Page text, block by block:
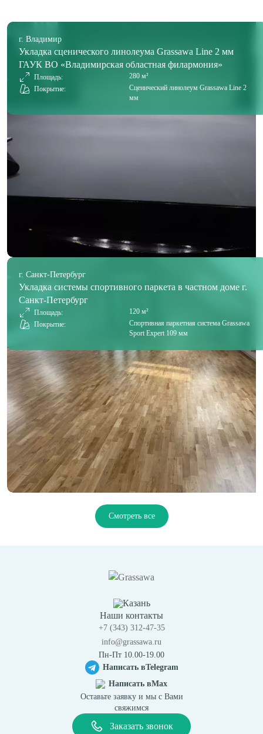
г. Владимир
Укладка сценического линолеума Grassawa Line 2 мм
ГАУК ВО «Владимирская областная филармония»
Площадь:
280 м²
Покрытие:
Сценический линолеум Grassawa Line 2
мм
г. Санкт-Петербург
Укладка системы спортивного паркета в частном доме г.
Санкт-Петербург
Площадь:
120 м²
Покрытие:
Спортивная паркетная система Grassawa
Sport Expert 109 мм
Смотреть все
Казань
Наши контакты
+7 (343) 312-47-35
info@grassawa.ru
Пн-Пт 10.00-19.00
Написать вTelegram
Написать вMax
Оставьте заявку и мы с Вами
свяжимся
Заказать звонок